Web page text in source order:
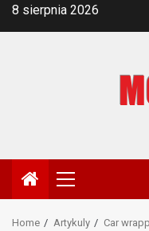
Skip8 sierpnia 2026
Primary
Menu
Home Artykuly Car